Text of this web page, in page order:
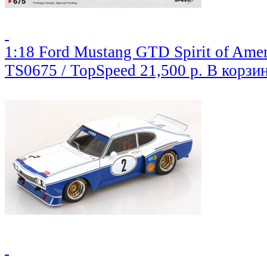
1:18 Ford Mustang GTD Spirit of
TS0675 / TopSpeed 21,500 р. В